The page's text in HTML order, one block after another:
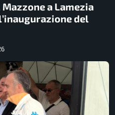
a Lamezia
del